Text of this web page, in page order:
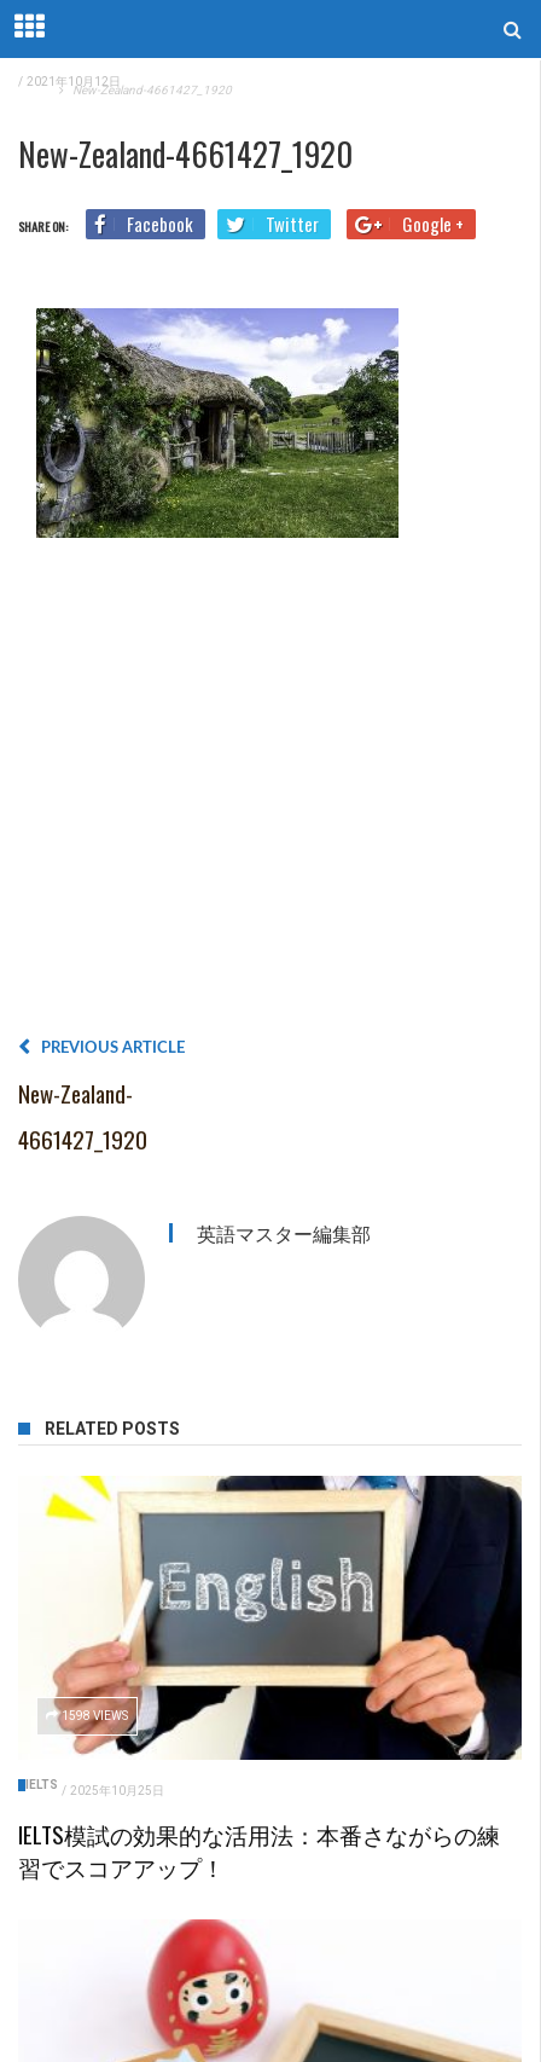
Home New-Zealand-4661427_1920
/ 2021年10月12日
New-Zealand-4661427_1920
SHARE ON: Facebook Twitter Google +
PREVIOUS ARTICLE
New-Zealand-
4661427_1920
英語マスター編集部
RELATED POSTS
1598 VIEWS
IELTS / 2025年10月25日
IELTS模試の効果的な活用法：本番さながらの練
習でスコアアップ！